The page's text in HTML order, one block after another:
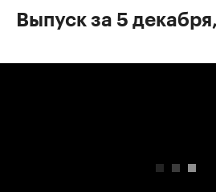
Выпуск за 5